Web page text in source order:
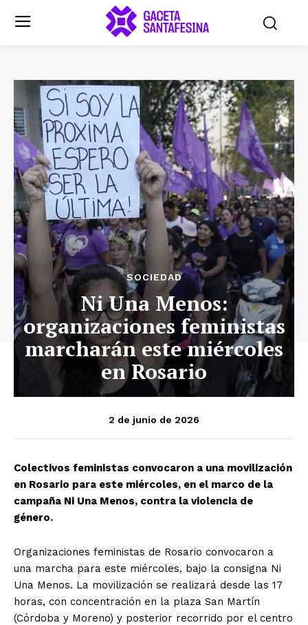
SOCIEDAD
Ni Una Menos:
organizaciones feministas
marcharán este miércoles
en Rosario
2 de junio de 2026
Colectivos feministas convocaron a una movilización
en Rosario para este miércoles, en el marco de la
campaña Ni Una Menos, contra la violencia de
género.
Organizaciones feministas de Rosario convocaron a
una marcha para este miércoles, bajo la consigna Ni
Una Menos. La movilización se realizará desde las 17
horas, con concentración en la plaza San Martín
(Córdoba y Moreno) y posterior recorrido por el centro